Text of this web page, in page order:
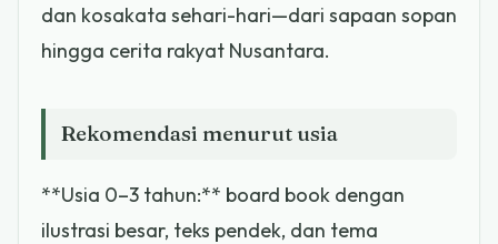
dan kosakata sehari-hari—dari sapaan sopan
hingga cerita rakyat Nusantara.
Rekomendasi menurut usia
**Usia 0–3 tahun:** board book dengan
ilustrasi besar, teks pendek, dan tema